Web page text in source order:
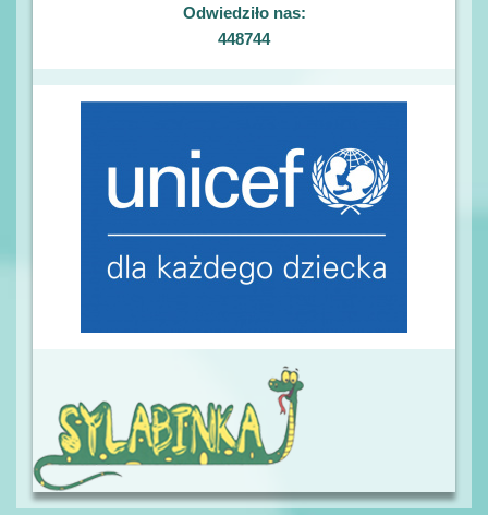
Odwiedziło nas:
448744